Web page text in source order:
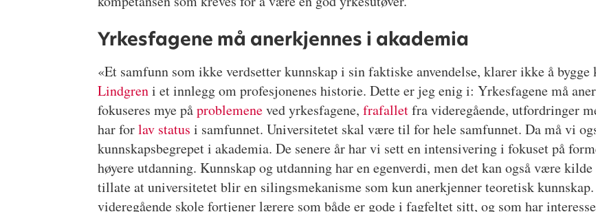
Yrkesfagene må anerkjennes i akademia
«Et samfunn som ikke verdsetter kunnskap i sin faktiske anvendelse, klarer ikke å
Lindgreni et innlegg om profesjonenes historie. Dette er jeg enig i: Yrkesfagene må
fokuseres mye påproblemeneved yrkesfagene,frafalletfra videregående, utfordringer
har forlav status i samfunnet. Universitetet skal være til for hele samfunnet. Da må vi
kunnskapsbegrepet i akademia. De senere år har vi sett en intensivering i fokuset på
høyere utdanning. Kunnskap og utdanning har en egenverdi, men det kan også være
tillate at universitetet blir en silingsmekanisme som kun anerkjenner teoretisk
videregående skole fortjener lærere som både er gode i fagfeltet sitt, og som har